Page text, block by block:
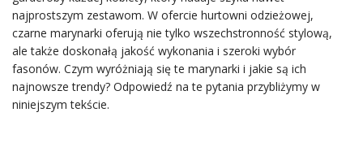
najprostszym zestawom. W ofercie hurtowni odzieżowej,
czarne marynarki oferują nie tylko wszechstronność stylową,
ale także doskonałą jakość wykonania i szeroki wybór
fasonów. Czym wyróżniają się te marynarki i jakie są ich
najnowsze trendy? Odpowiedź na te pytania przybliżymy w
niniejszym tekście.